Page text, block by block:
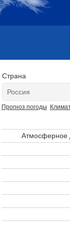
Страна
Прогноз погоды
Атмосферное